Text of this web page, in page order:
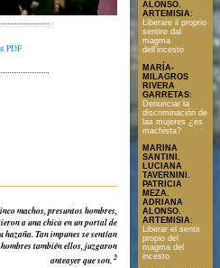
PDF
machos, presuntos hombres,
a una chica en un portal de
Tan impunes se sentían
también ellos, juzgaron
anteayer que son.2
ALONSO.
ARTEMISIA:
Liberare il proprio
sentire dal
magma
dell’incesto
MARÍA-
MILAGROS
RIVERA
GARRETAS:
Denunciar la
discriminación de
las mujeres ¿es
machista?
MARINA
SANTINI.
LUCIANA
TAVERNINI.
PATRICIA
MEZA.
ADRIANA
ALONSO.
ARTEMISIA:
Liberar el sentir
propio del
magma del
incesto